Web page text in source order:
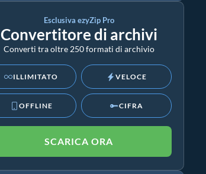
Esclusiva ezyZip Pro
Convertitore di archivi
Converti tra oltre 250 formati di archivio
ILLIMITATO VELOCE
OFFLINE CIFRA
SCARICA ORA